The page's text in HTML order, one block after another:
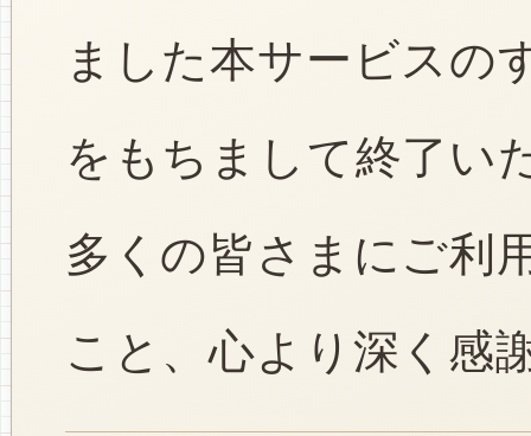
ました本サービスの
をもちまして終了い
多くの皆さまにご利
こと、心より深く感